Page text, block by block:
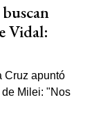
Vidal: